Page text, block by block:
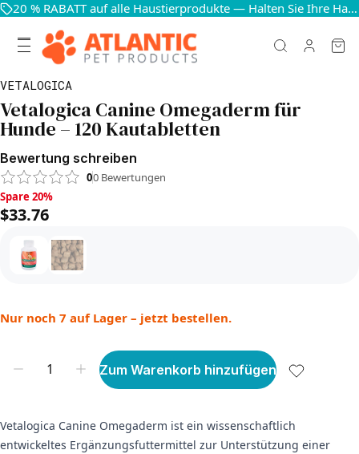
20 % RABATT auf alle Haustierprodukte — Halten Sie Ihre Haustiere glücklich und gesund
VETALOGICA
Vetalogica Canine Omegaderm für
Hunde – 120 Kautabletten
Bewertung schreiben
00 Bewertungen
Spare 20%, $33.76
Spare 20%
$33.76
Nur noch 7 auf Lager – jetzt bestellen.
Zum Warenkorb hinzufügen
Vetalogica Canine Omegaderm ist ein wissenschaftlich
entwickeltes Ergänzungsfuttermittel zur Unterstützung einer